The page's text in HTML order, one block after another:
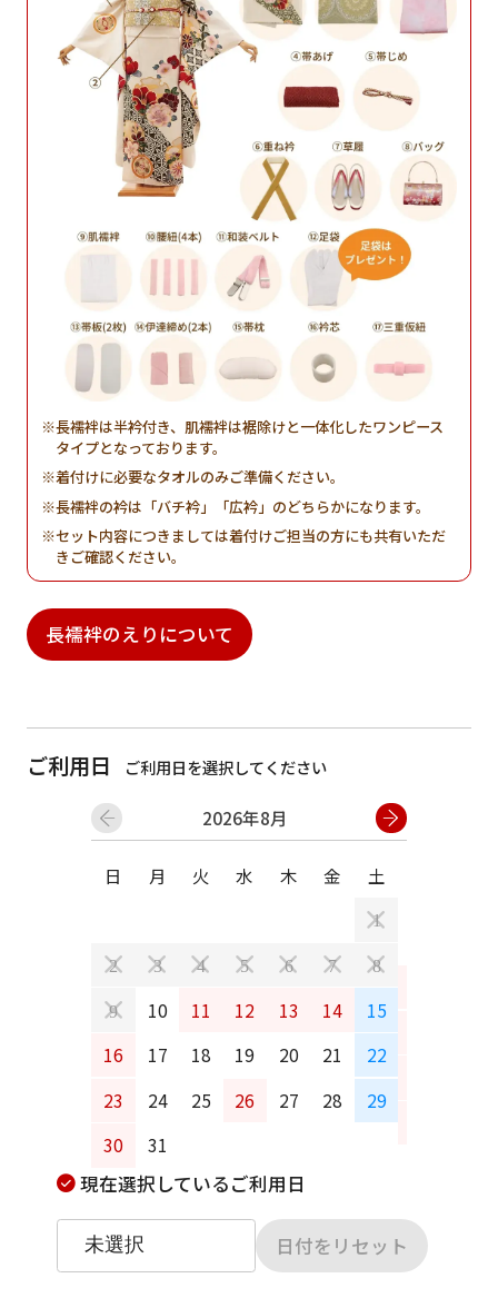
長襦袢は半衿付き、肌襦袢は裾除けと一体化したワンピース
タイプとなっております。
着付けに必要なタオルのみご準備ください。
長襦袢の衿は「バチ衿」「広衿」のどちらかになります。
セット内容につきましては着付けご担当の方にも共有いただ
きご確認ください。
長襦袢のえりについて
ご利用日 ご利用日を選択してください
2026年8月
日 月 火 水 木 金 土
1
2 3 4 5 6 7 8
9 10 11 12 13 14
15
16
17 18 19 20 21
22
23
24 25 26 27 28
29
30
31
現在選択しているご利用日
日付をリセット